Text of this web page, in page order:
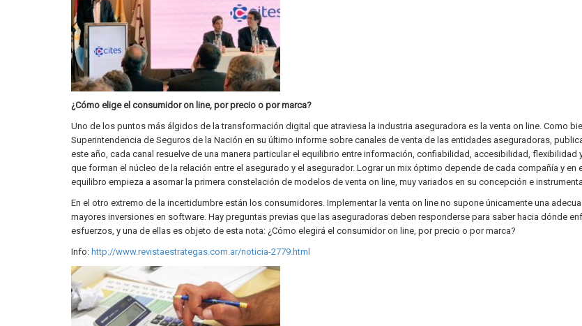
¿Cómo elige el consumidor on line, por precio o por marca?
Uno de los puntos más álgidos de la transformación digital que atraviesa la industria aseguradora es la venta on line. Como
Superintendencia de Seguros de la Nación en su último informe sobre canales de venta de las entidades aseguradoras,
este año, cada canal resuelve de una manera particular el equilibrio entre información, confiabilidad, accesibilidad, flexibilidad
que forman el núcleo de la relación entre el asegurado y el asegurador. Lograr un mix óptimo depende de cada compañía y en
equilibro empieza a asomar la primera constelación de modelos de venta on line, muy variados en su concepción e
En el otro extremo de la incertidumbre están los consumidores. Implementar la venta on line no supone únicamente una
mayores inversiones en software. Hay preguntas previas que las aseguradoras deben responderse para saber hacia dónde
esfuerzos, y una de ellas es objeto de esta nota: ¿Cómo elegirá el consumidor on line, por precio o por marca?
Info: http://www.revistaestrategas.com.ar/noticia-2779.html